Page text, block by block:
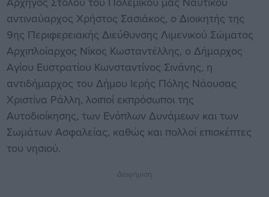
αντιναύαρχος Χρήστος Σασιάκος, ο Διοικητής της
9ης Περιφερειακής Διεύθυνσης Λιμενικού Σώματος
Αρχιπλοίαρχος Νίκος Κωσταντέλλης, ο Δήμαρχος
Αγίου Ευστρατίου Κωνσταντίνος Σινάνης, η
αντιδήμαρχος του Δήμου Ιερής Πόλης Νάουσας
Χριστίνα Ράλλη, λοιποί εκπρόσωποι της
Αυτοδιοίκησης, των Ενόπλων Δυνάμεων και των
Σωμάτων Ασφαλείας, καθώς και πολλοί επισκέπτες
του νησιού.
Διαφήμιση